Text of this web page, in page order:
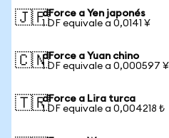
🇯🇵dForce a Yen japonés
1 DF equivale a 0,0141 ¥
🇨🇳dForce a Yuan chino
1 DF equivale a 0,000597 ¥
🇹🇷dForce a Lira turca
1 DF equivale a 0,004218 ₺